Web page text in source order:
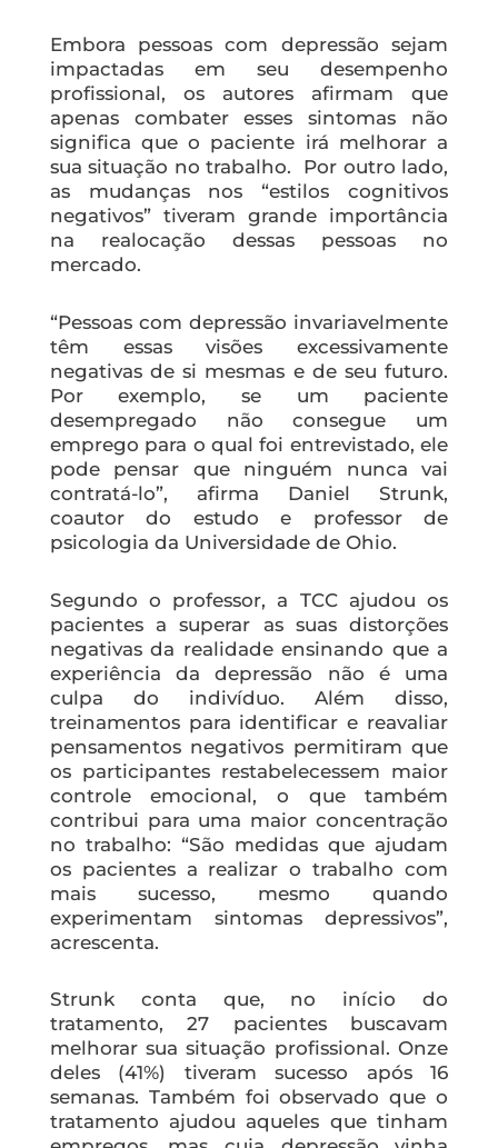
Embora pessoas com depressão sejam
impactadas em seu desempenho
profissional, os autores afirmam que
apenas combater esses sintomas não
significa que o paciente irá melhorar a
sua situação no trabalho. Por outro lado,
as mudanças nos “estilos cognitivos
negativos” tiveram grande importância
na realocação dessas pessoas no
mercado.
“Pessoas com depressão invariavelmente
têm essas visões excessivamente
negativas de si mesmas e de seu futuro.
Por exemplo, se um paciente
desempregado não consegue um
emprego para o qual foi entrevistado, ele
pode pensar que ninguém nunca vai
contratá-lo”, afirma Daniel Strunk,
coautor do estudo e professor de
psicologia da Universidade de Ohio.
Segundo o professor, a TCC ajudou os
pacientes a superar as suas distorções
negativas da realidade ensinando que a
experiência da depressão não é uma
culpa do indivíduo. Além disso,
treinamentos para identificar e reavaliar
pensamentos negativos permitiram que
os participantes restabelecessem maior
controle emocional, o que também
contribui para uma maior concentração
no trabalho: “São medidas que ajudam
os pacientes a realizar o trabalho com
mais sucesso, mesmo quando
experimentam sintomas depressivos”,
acrescenta.
Strunk conta que, no início do
tratamento, 27 pacientes buscavam
melhorar sua situação profissional. Onze
deles (41%) tiveram sucesso após 16
semanas. Também foi observado que o
tratamento ajudou aqueles que tinham